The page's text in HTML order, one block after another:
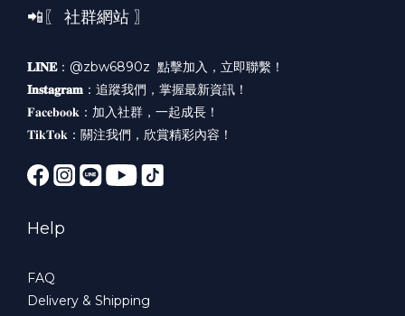
📲〖 社群網站 〗
𝐋𝐈𝐍𝐄：@zbw6890z 點擊加入，立即聯繫！
𝐈𝐧𝐬𝐭𝐚𝐠𝐫𝐚𝐦 ： 追蹤我們，掌握最新資訊！
𝐅𝐚𝐜𝐞𝐛𝐨𝐨𝐤： 加入社群，一起成長！
𝐓𝐢𝐤𝐓𝐨𝐤： 關注我們，欣賞精彩內容！
Help
FAQ
Delivery & Shipping